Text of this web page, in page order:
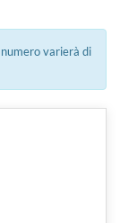
varierà di